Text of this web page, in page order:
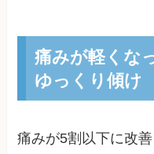
痛みが軽くな
ゆっくり傾け
痛みが5割以下に改